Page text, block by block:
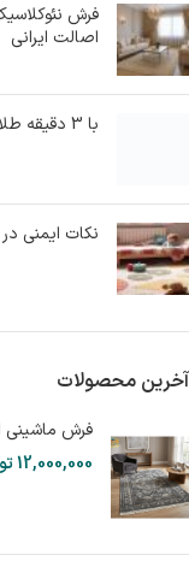
فرش
اصالت ایرانی
با 3 دقیقه طلایی! پاک کردن لکه میوه از روی فرش را آسان کنید.
نکات ایمنی در
آخرین محصولات
فرش ماشینی افرند 700 شانه زمینه
12,000,000